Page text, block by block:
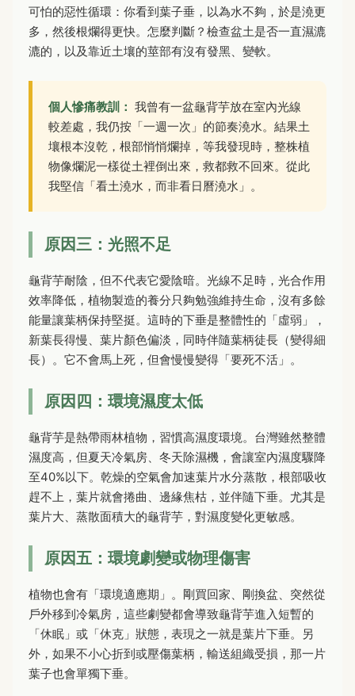
可怕的惡性循環：你看到葉子垂，以為水不夠，於是澆更
多，然後根爛得更快。怎麼判斷？檢查盆土是否一直濕漉
漉的，以及靠近土壤的莖部有沒有發黑、變軟。
個人慘痛教訓： 我曾有一盆龜背芋放在室內光線
較差處，我仍按「一週一次」的節奏澆水。結果土
壤根本沒乾，根部悄悄爛掉，等我發現時，整株植
物像爛泥一樣從土裡倒出來，救都救不回來。從此
我堅信「看土澆水，而非看日曆澆水」。
原因三：光照不足
龜背芋耐陰，但不代表它愛陰暗。光線不足時，光合作用
效率降低，植物製造的養分只夠勉強維持生命，沒有多餘
能量讓葉柄保持堅挺。這時的下垂是整體性的「虛弱」，
新葉長得慢、葉片顏色偏淡，同時伴隨葉柄徒長（變得細
長）。它不會馬上死，但會慢慢變得「要死不活」。
原因四：環境濕度太低
龜背芋是熱帶雨林植物，習慣高濕度環境。台灣雖然整體
濕度高，但夏天冷氣房、冬天除濕機，會讓室內濕度驟降
至40%以下。乾燥的空氣會加速葉片水分蒸散，根部吸收
趕不上，葉片就會捲曲、邊緣焦枯，並伴隨下垂。尤其是
葉片大、蒸散面積大的龜背芋，對濕度變化更敏感。
原因五：環境劇變或物理傷害
植物也會有「環境適應期」。剛買回家、剛換盆、突然從
戶外移到冷氣房，這些劇變都會導致龜背芋進入短暫的
「休眠」或「休克」狀態，表現之一就是葉片下垂。另
外，如果不小心折到或壓傷葉柄，輸送組織受損，那一片
葉子也會單獨下垂。